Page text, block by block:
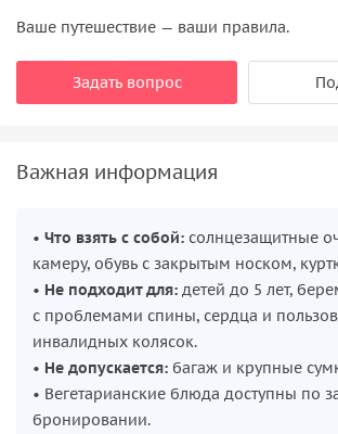
Ваше путешествие — ваши правила.
Задать вопрос
Важная информация
• Что взять с собой: солнцезащитные
камеру, обувь с закрытым носком,
• Не подходит для: детей до 5 лет,
с проблемами спины, сердца и
инвалидных колясок.
• Не допускается: багаж и крупные
• Вегетарианские блюда доступны по
бронировании.